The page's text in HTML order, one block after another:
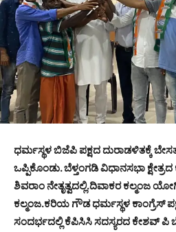
ಧರ್ಮಸ್ಥಳ ಬಿಜೆಪಿ ಪಕ್ಷದ ದುರಾಡಳಿತಕ್ಕೆ
ಒಪ್ಪಿಕೊಂಡು. ಬೆಳ್ತಂಗಡಿ ವಿಧಾನಸಭಾ
ಶಿವರಾಂ ನೇತೃತ್ವದಲ್ಲಿ.ದಿವಾಕರ ಕಲ್ಮಂಜ
ಕಲ್ಮಂಜ.ಕರಿಯ ಗೌಡ ಧರ್ಮಸ್ಥಳ ಕಾಂಗ್ರೆಸ್
ಸಂದರ್ಭದಲ್ಲಿ ಕೆಪಿಸಿಸಿ ಸದಸ್ಯರದ ಕೇಶವ್ ಪಿ